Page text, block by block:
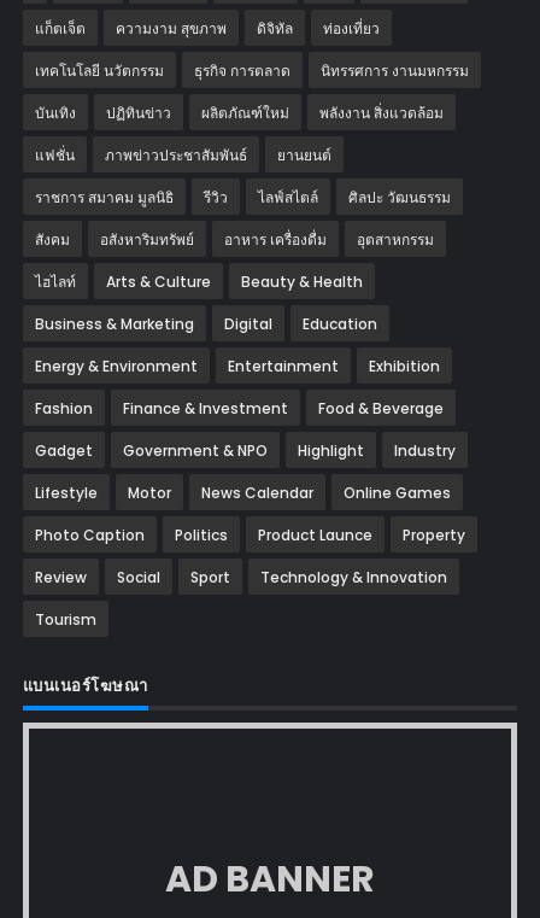
แก็ตเจ็ต ความงาม สุขภาพ ดิจิทัล ท่องเที่ยว
เทคโนโลยี นวัตกรรม ธุรกิจ การตลาด นิทรรศการ งานมหกรรม
บันเทิง ปฏิทินข่าว ผลิตภัณฑ์ใหม่ พลังงาน สิ่งแวดล้อม
แฟชั่น ภาพข่าวประชาสัมพันธ์ ‎ยานยนต์‎
ราชการ สมาคม มูลนิธิ รีวิว ไลฟ์สไตล์ ศิลปะ วัฒนธรรม
สังคม อสังหาริมทรัพย์ อาหาร เครื่องดื่ม อุตสาหกรรม
ไฮไลท์ Arts & Culture Beauty & Health
Business & Marketing Digital Education
Energy & Environment Entertainment Exhibition
Fashion Finance & Investment Food & Beverage
Gadget Government & NPO Highlight Industry
Lifestyle Motor News Calendar Online Games
Photo Caption Politics Product Launce Property
Review Social Sport Technology & Innovation
Tourism
แบนเนอร์โฆษณา
AD BANNER